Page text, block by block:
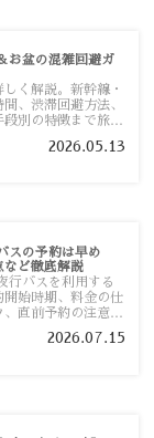
お盆の混雑回避ガ
く解説。新幹線・
、渋滞回避方法、
別の特徴まで旅行
2026.05.13
スの予約は早め
など徹底解説
行バスを利用する
開始時期、料金の仕
直前予約の注意点
2026.07.15